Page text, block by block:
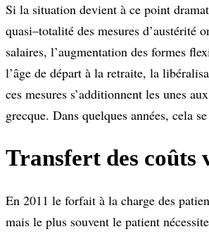
Si la situation devient à ce point
quasi–totalité des mesures d’austérité
salaires, l’augmentation des formes
l’âge de départ à la retraite, la
ces mesures s’additionnent les unes
grecque. Dans quelques années, cela
Transfert des coûts
En 2011 le forfait à la charge des
mais le plus souvent le patient